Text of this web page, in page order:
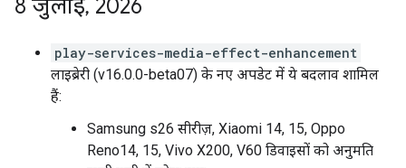
8 जुलाई, 2026
play-services-media-effect-enhancement
लाइब्रेरी (v16.0.0-beta07) के नए अपडेट में ये बदलाव शामिल
हैं:
Samsung s26 सीरीज़, Xiaomi 14, 15, Oppo
Reno14, 15, Vivo X200, V60 डिवाइसों को अनुमति